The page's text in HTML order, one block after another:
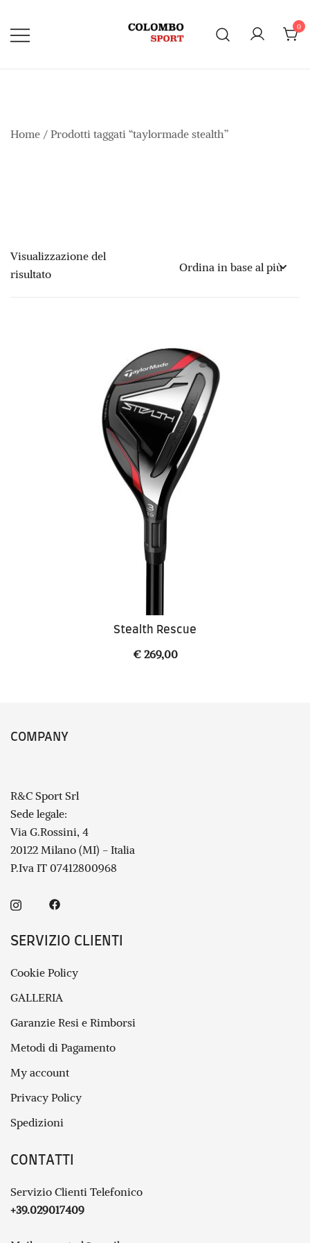
contenuto
0
Home / Prodotti taggati “taylormade stealth”
Visualizzazione del
risultato
Stealth Rescue
€269,00
COMPANY
R&C Sport Srl
Sede legale:
Via G.Rossini, 4
20122 Milano (MI) - Italia
P.Iva IT 07412800968
SERVIZIO CLIENTI
Cookie Policy
GALLERIA
Garanzie Resi e Rimborsi
Metodi di Pagamento
My account
Privacy Policy
Spedizioni
CONTATTI
Servizio Clienti Telefonico
+39.029017409